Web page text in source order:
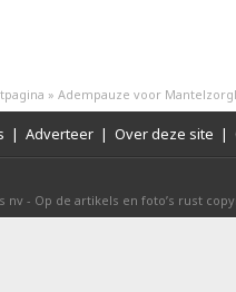
» Adempauze voor
| Adverteer | Over deze site |
nv - Op de artikels en foto’s rust